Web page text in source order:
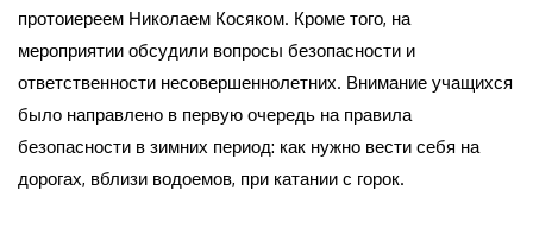
протоиереем Николаем Косяком. Кроме того, на
мероприятии обсудили вопросы безопасности и
ответственности несовершеннолетних. Внимание учащихся
было направлено в первую очередь на правила
безопасности в зимних период: как нужно вести себя на
дорогах, вблизи водоемов, при катании с горок.